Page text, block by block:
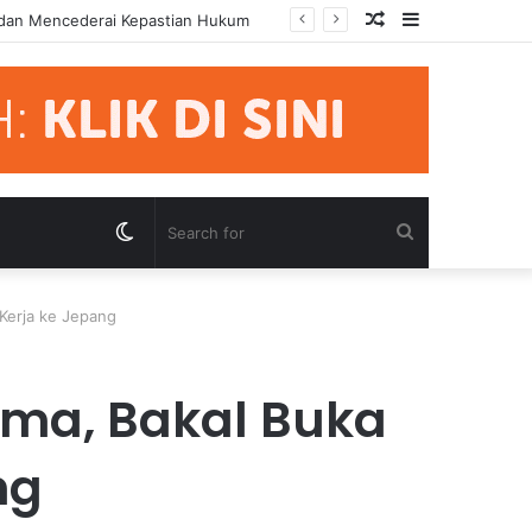
Pihak Hormati Supremasi Hukum Sidebar
Random
Article
Switch
ke Jepang
Bakal Buka